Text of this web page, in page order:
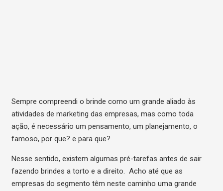
Sempre compreendi o brinde como um grande aliado às
atividades de marketing das empresas, mas como toda
ação, é necessário um pensamento, um planejamento, o
famoso, por que? e para que?
Nesse sentido, existem algumas pré-tarefas antes de sair
fazendo brindes a torto e a direito. Acho até que as
empresas do segmento têm neste caminho uma grande